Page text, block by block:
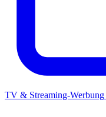
TV & Streaming-Werbung